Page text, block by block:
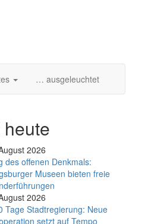
… ausgeleuchtet
heute
2026
des offenen Denkmals:
Museen bieten freie
2026
Tage Stadtregierung: Neue
setzt auf Tempo